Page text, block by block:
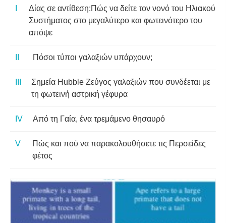
Δίας σε αντίθεση:Πώς να δείτε τον νονό του Ηλιακού
Συστήματος στο μεγαλύτερο και φωτεινότερο του
απόψε
Πόσοι τύποι γαλαξιών υπάρχουν;
Σημεία Hubble Ζεύγος γαλαξιών που συνδέεται με
τη φωτεινή αστρική γέφυρα
Από τη Γαία, ένα τρεμάμενο θησαυρό
Πώς και πού να παρακολουθήσετε τις Περσείδες
φέτος